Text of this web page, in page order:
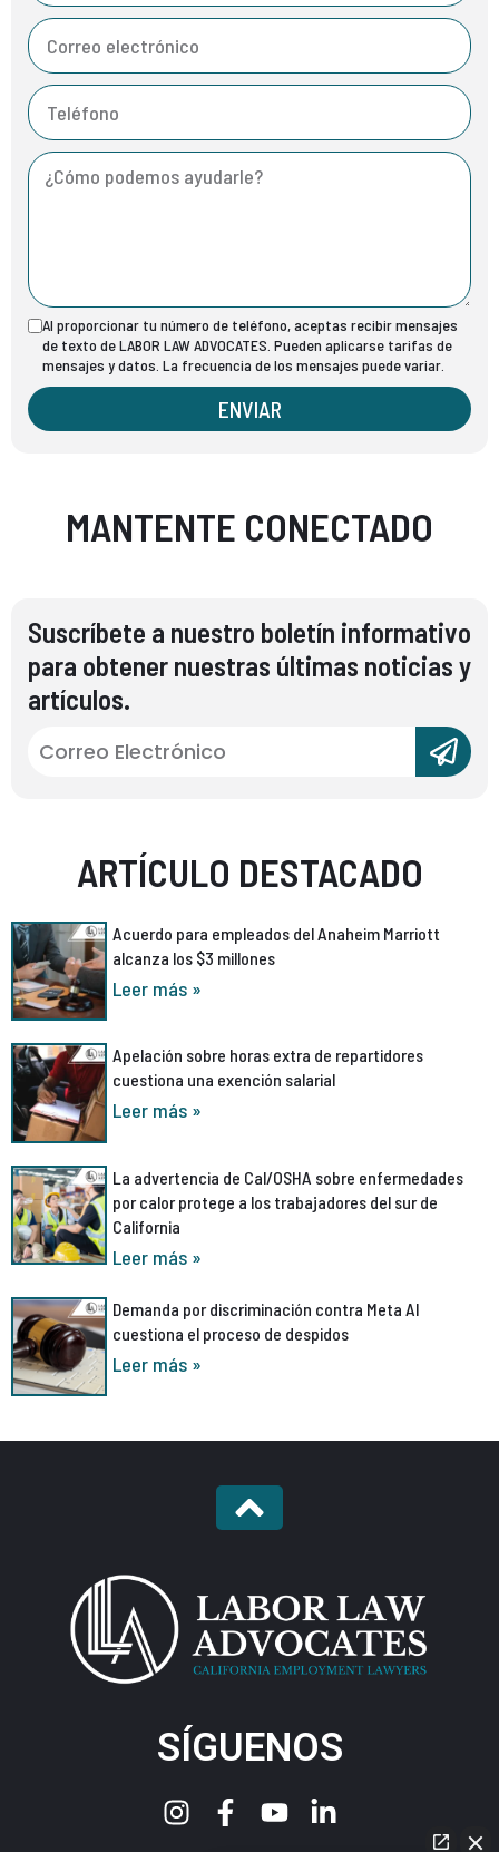
Al proporcionar tu número de teléfono, aceptas recibir mensajes
de texto de LABOR LAW ADVOCATES. Pueden aplicarse tarifas de
mensajes y datos. La frecuencia de los mensajes puede variar.
ENVIAR
MANTENTE CONECTADO
Suscríbete a nuestro boletín informativo
para obtener nuestras últimas noticias y
artículos.
ARTÍCULO DESTACADO
Acuerdo para empleados del Anaheim Marriott
alcanza los $3 millones
Leer más »
Apelación sobre horas extra de repartidores
cuestiona una exención salarial
Leer más »
La advertencia de Cal/OSHA sobre enfermedades
por calor protege a los trabajadores del sur de
California
Leer más »
Demanda por discriminación contra Meta AI
cuestiona el proceso de despidos
Leer más »
SÍGUENOS